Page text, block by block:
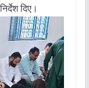
दिए।